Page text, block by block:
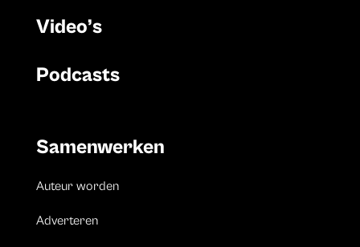
Video’s
Podcasts
Samenwerken
Auteur worden
Adverteren